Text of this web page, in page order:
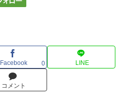
Facebook 0 LINE
コメント